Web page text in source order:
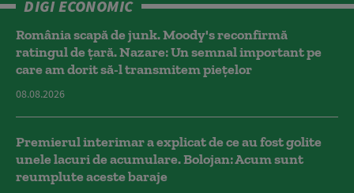
DIGI ECONOMIC
România scapă de junk. Moody's reconfirmă
ratingul de țară. Nazare: Un semnal important pe
care am dorit să-l transmitem piețelor
08.08.2026
Premierul interimar a explicat de ce au fost golite
unele lacuri de acumulare. Bolojan: Acum sunt
reumplute aceste baraje